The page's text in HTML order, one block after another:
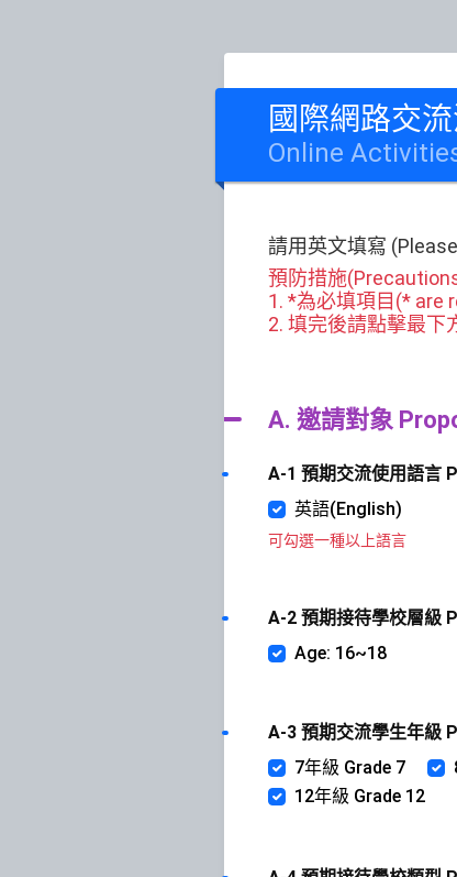
國際網路交
Online
請用英文填寫
預防措施
1. *為必填項目(* are
2. 填完後請點擊最下
A. 邀請對象
A-1 預期交流使用語
英語(English)
可勾選一種以上語言
A-2 預期接待學校層級
Age: 16~18
A-3 預期交流學生年級
7年級 Grade 7
12年級 Grade 12